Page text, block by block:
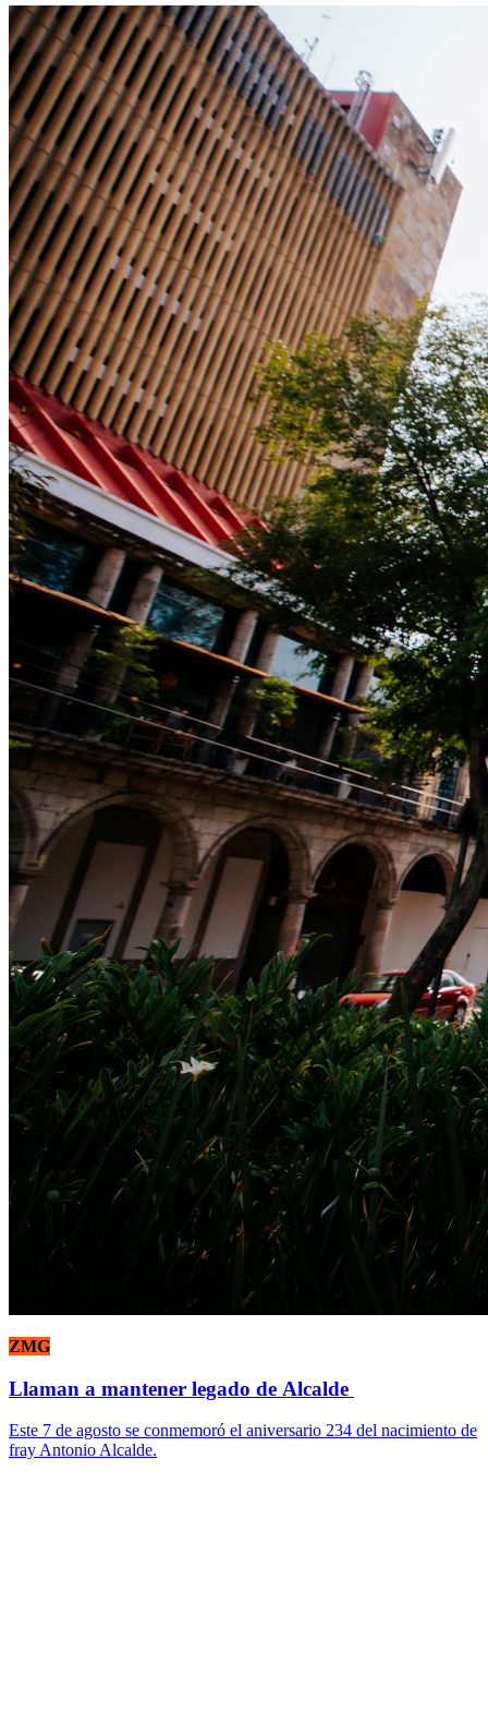
ZMG
Llaman a mantener legado de Alcalde
Este 7 de agosto se conmemoró el aniversario 234 del nacimiento de
fray Antonio Alcalde.